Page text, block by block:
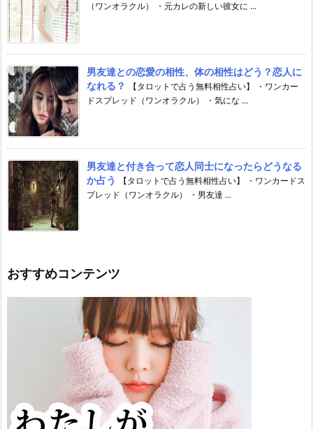
（ワンオラクル） ・元カレの新しい彼女に ...
男友達との恋愛の相性、体の相性はどう？恋人に
なれる？
【タロットで占う無料相性占い】 ・ワンカー
ドスプレッド（ワンオラクル） ・気にな ...
男友達と付き合って恋人同士になったらどうなる
か占う
【タロットで占う無料相性占い】 ・ワンカードス
プレッド（ワンオラクル） ・男友達 ...
おすすめコンテンツ